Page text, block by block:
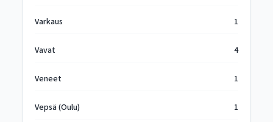
Varkaus 1
Vavat 4
Veneet 1
Vepsä (Oulu) 1